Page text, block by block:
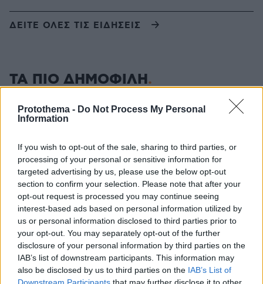
Protothema - Do Not Process My Personal
Information
If you wish to opt-out of the sale, sharing to third parties, or
processing of your personal or sensitive information for
targeted advertising by us, please use the below opt-out
section to confirm your selection. Please note that after your
opt-out request is processed you may continue seeing
interest-based ads based on personal information utilized by
us or personal information disclosed to third parties prior to
your opt-out. You may separately opt-out of the further
disclosure of your personal information by third parties on the
IAB’s list of downstream participants. This information may
also be disclosed by us to third parties on the IAB’s List of
ΔΕΙΤΕ ΟΛΕΣ ΤΙΣ ΕΙΔΗΣΕΙΣ
ΤΑ ΠΙΟ ΔΗΜΟΦΙΛΗ